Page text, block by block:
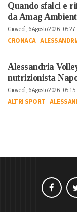
Quando sfalci e
da Amag
Giovedì, 6 Agosto 2026 - 05:27
CRONACA-
Alessandria
nutrizionista
Giovedì, 6 Agosto 2026 - 05:15
ALTRI SPORT-